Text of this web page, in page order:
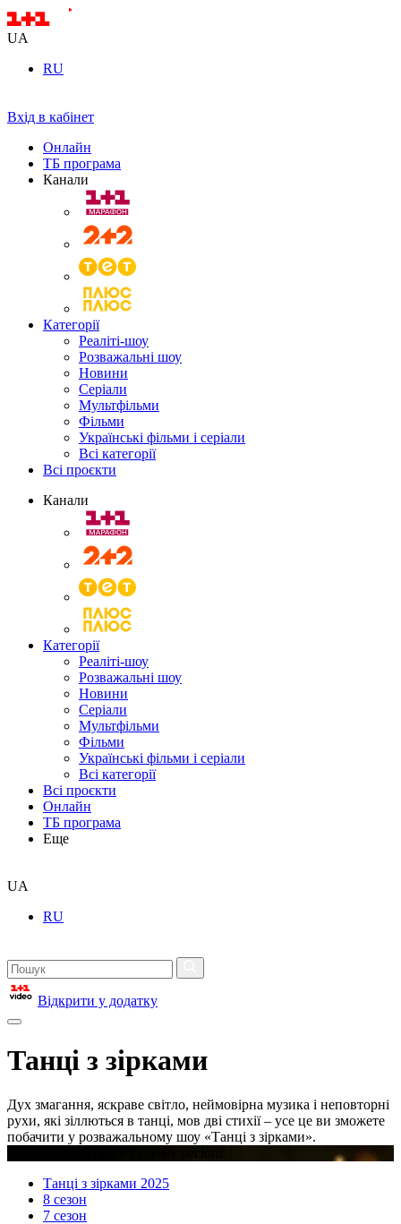
UA
RU
Вхід в кабінет
Онлайн
ТБ програма
Канали
Категорії
Реаліті-шоу
Розважальні шоу
Новини
Серіали
Мультфільми
Фільми
Українські фільми і серіали
Всі категорії
Всі проєкти
Канали
Категорії
Реаліті-шоу
Розважальні шоу
Новини
Серіали
Мультфільми
Фільми
Українські фільми і серіали
Всі категорії
Всі проєкти
Онлайн
ТБ програма
Еще
UA
RU
Відкрити у додатку
Танці з зірками
Дух змагання, яскраве світло, неймовірна музика і неповторні
рухи, які зіллються в танці, мов дві стихії – усе це ви зможете
побачити у розважальному шоу «Танці з зірками».
Танці з зірками 2025
8 сезон
7 сезон